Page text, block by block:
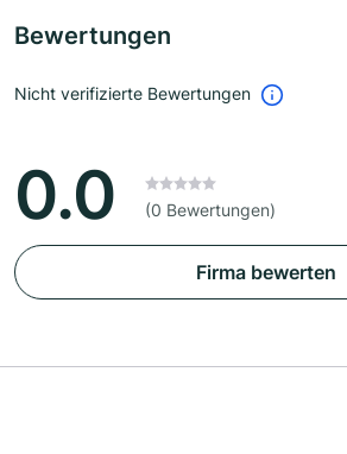
Bewertungen
Nicht verifizierte Bewertungen
0.0 (0 Bewertungen)
Firma bewerten